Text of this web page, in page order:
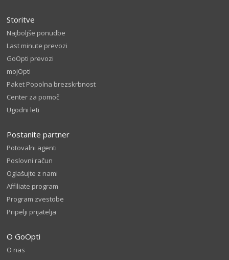
Storitve
Najboljše ponudbe
Last minute prevozi
GoOpti prevozi
mojOpti
Paket Popolna brezskrbnost
Center za pomoč
Ugodni leti
Postanite partner
Potovalni agenti
Poslovni račun
Oglašujte z nami
Affiliate program
Program zvestobe
Pripelji prijatelja
O GoOpti
O nas